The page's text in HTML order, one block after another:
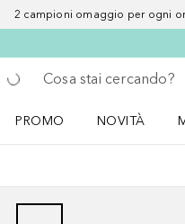
2 campioni omaggio per ogni
Torna indietro
Esegui ricerca
PROMO
NOVITÀ